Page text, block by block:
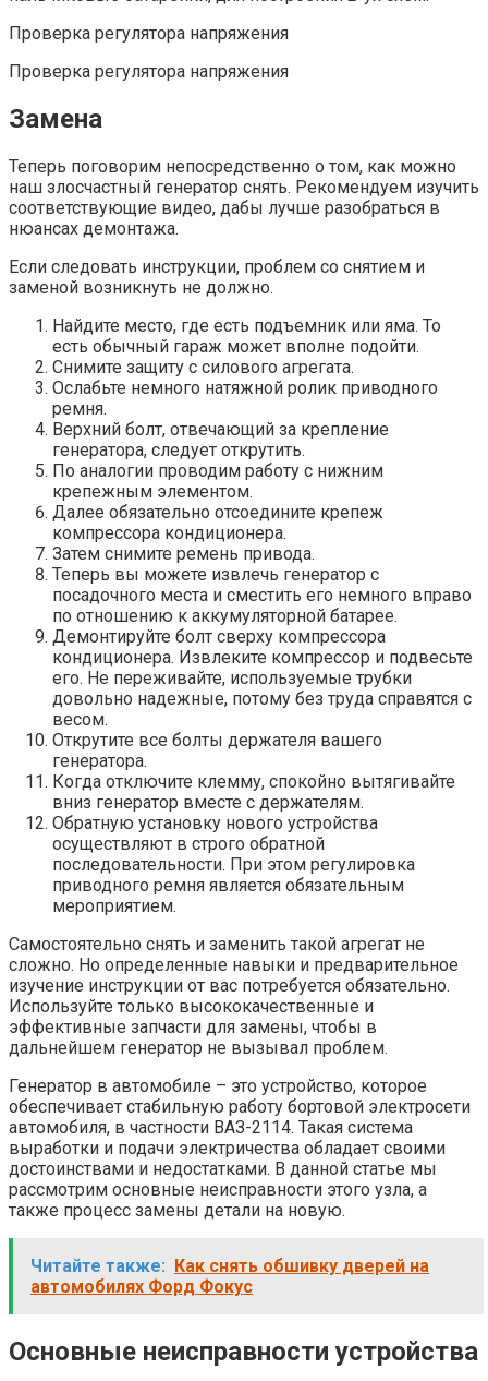
Проверка регулятора напряжения
Проверка регулятора напряжения
Замена
Теперь поговорим непосредственно о том, как можно
наш злосчастный генератор снять. Рекомендуем изучить
соответствующие видео, дабы лучше разобраться в
нюансах демонтажа.
Если следовать инструкции, проблем со снятием и
заменой возникнуть не должно.
Найдите место, где есть подъемник или яма. То
есть обычный гараж может вполне подойти.
Снимите защиту с силового агрегата.
Ослабьте немного натяжной ролик приводного
ремня.
Верхний болт, отвечающий за крепление
генератора, следует открутить.
По аналогии проводим работу с нижним
крепежным элементом.
Далее обязательно отсоедините крепеж
компрессора кондиционера.
Затем снимите ремень привода.
Теперь вы можете извлечь генератор с
посадочного места и сместить его немного вправо
по отношению к аккумуляторной батарее.
Демонтируйте болт сверху компрессора
кондиционера. Извлеките компрессор и подвесьте
его. Не переживайте, используемые трубки
довольно надежные, потому без труда справятся с
весом.
Открутите все болты держателя вашего
генератора.
Когда отключите клемму, спокойно вытягивайте
вниз генератор вместе с держателям.
Обратную установку нового устройства
осуществляют в строго обратной
последовательности. При этом регулировка
приводного ремня является обязательным
мероприятием.
Самостоятельно снять и заменить такой агрегат не
сложно. Но определенные навыки и предварительное
изучение инструкции от вас потребуется обязательно.
Используйте только высококачественные и
эффективные запчасти для замены, чтобы в
дальнейшем генератор не вызывал проблем.
Генератор в автомобиле – это устройство, которое
обеспечивает стабильную работу бортовой электросети
автомобиля, в частности ВАЗ-2114. Такая система
выработки и подачи электричества обладает своими
достоинствами и недостатками. В данной статье мы
рассмотрим основные неисправности этого узла, а
также процесс замены детали на новую.
Читайте также: Как снять обшивку дверей на
автомобилях Форд Фокус
Основные неисправности устройства